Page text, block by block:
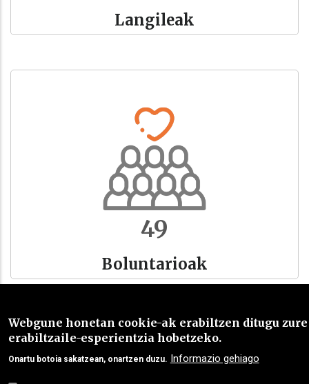
Langileak
54
Boluntarioak
Webgune honetan cookie-ak erabiltzen ditugu zure
erabiltzaile-esperientzia hobetzeko.
Onartu botoia sakatzean, onartzen duzu. Informazio gehiago